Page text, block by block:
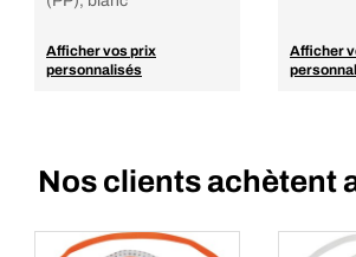
Afficher vos prix
personnalisés
Afficher
Nos clients achètent